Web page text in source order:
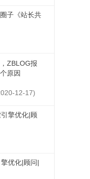
子《站长共
ZBLOG报
原因
12-17)
引擎优化|顾
优化|顾问|